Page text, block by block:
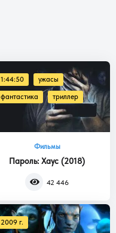
1:44:50 ужасы
фантастика триллер
Фильмы
Пароль: Хаус (2018)
42 446
2009 г.